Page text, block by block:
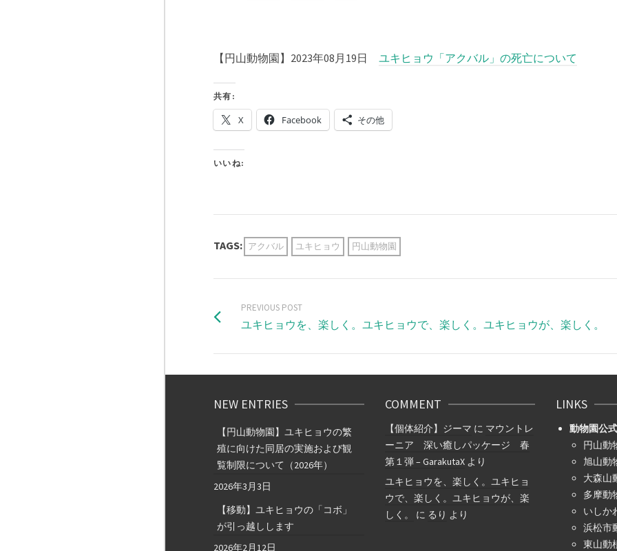
【円山動物園】2023年08月19日ユキヒョウ「アクバル」の死亡について
共有:
X Facebook その他
いいね:
TAGS: アクバル ユキヒョウ 円山動物園
PREVIOUS POST
ユキヒョウを、楽しく。ユキヒョウで、楽しく。ユキヒョウが、楽しく。
NEW ENTRIES
【円山動物園】ユキヒョウの繁
殖に向けた同居の実施および観
覧制限について（2026年）
2026年3月3日
【移動】ユキヒョウの「コボ」
が引っ越しします
2026年2月12日
COMMENT
【個体紹介】ジーマ に マウントレ
ーニア 深い癒しパッケージ 春
第１弾 – GarakutaXより
ユキヒョウを、楽しく。ユキヒョ
ウで、楽しく。ユキヒョウが、楽
しく。
に るり より
LINKS
動物園公式
円山動
旭山動
大森山
多摩動
いしか
浜松市
東山動